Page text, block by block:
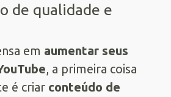
de qualidade e
em aumentar seus
, a primeira coisa
é criar conteúdo de